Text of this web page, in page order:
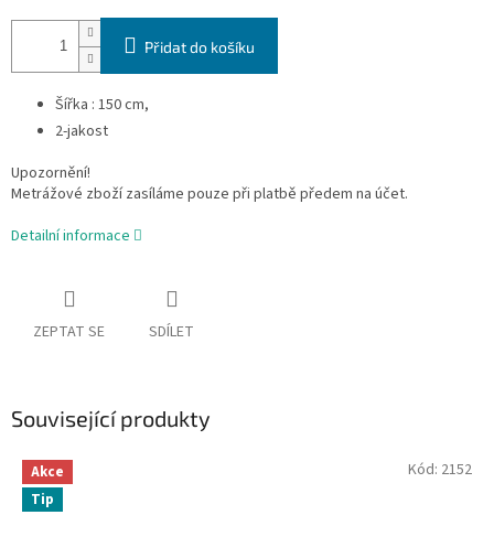
Přidat do košíku
Šířka : 150 cm,
2-jakost
Upozornění!
Metrážové zboží zasíláme pouze při platbě předem na účet.
Detailní informace
ZEPTAT SE SDÍLET
Související produkty
Akce
Tip
Kód: 2152